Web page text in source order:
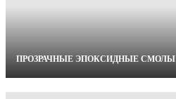
ПРОЗРАЧНЫЕ ЭПОКСИДНЫЕ СМОЛЫ